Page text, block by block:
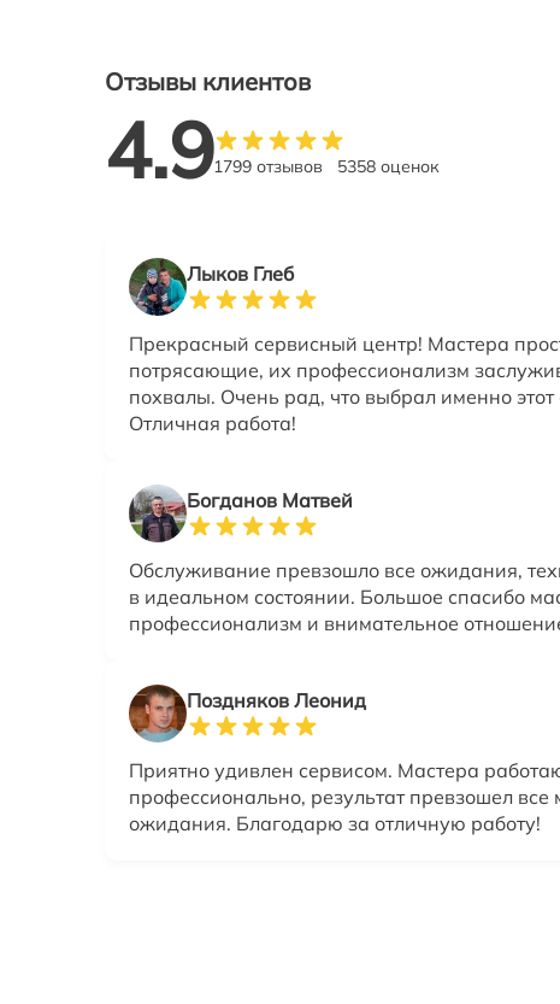
Отзывы клиентов
4.91799 отзывов 5358 оценок
Лыков Глеб
Прекрасный сервисный центр! Мастера
потрясающие, их профессионализм
похвалы. Очень рад, что выбрал именно этот
Отличная работа!
Богданов Матвей
Обслуживание превзошло все ожидания,
в идеальном состоянии. Большое спасибо
профессионализм и внимательное
Поздняков Леонид
Приятно удивлен сервисом. Мастера
профессионально, результат превзошел все
ожидания. Благодарю за отличную работу!